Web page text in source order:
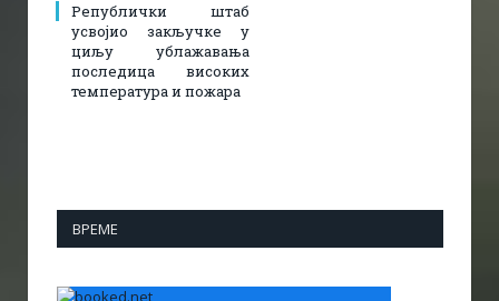
Републички штаб
усвојио закључке у
циљу ублажавања
последица високих
температура и пожара​
ВРЕМЕ